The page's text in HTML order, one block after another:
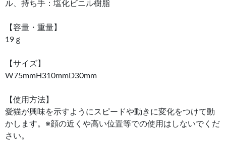
ル、持ち手：塩化ビニル樹脂
【容量・重量】
19ｇ
【サイズ】
W75mmH310mmD30mm
【使用方法】
愛猫が興味を示すようにスピードや動きに変化をつけて動
かします。※顔の近くや高い位置等での使用はしないでくだ
さい。